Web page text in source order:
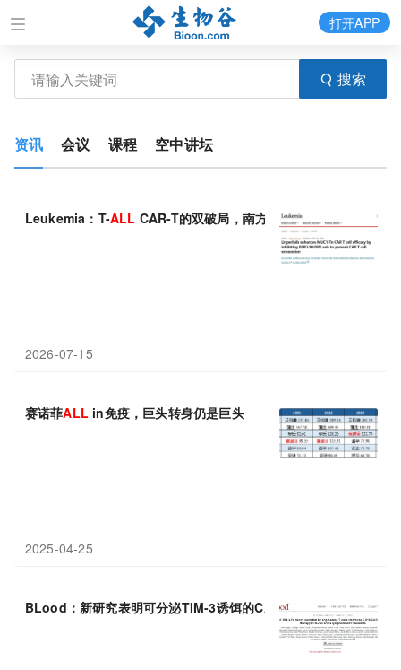
搜索
打开APP
资讯 会议 课程 空中讲坛
Leukemia：T-ALL CAR-T的双破局，南方医科大学黄宇贤团队
2026-07-15
赛诺菲ALLin免疫，巨头转身仍是巨头
2025-04-25
BLood：新研究表明可分泌TIM-3诱饵的CAR-T细胞有望更有效地